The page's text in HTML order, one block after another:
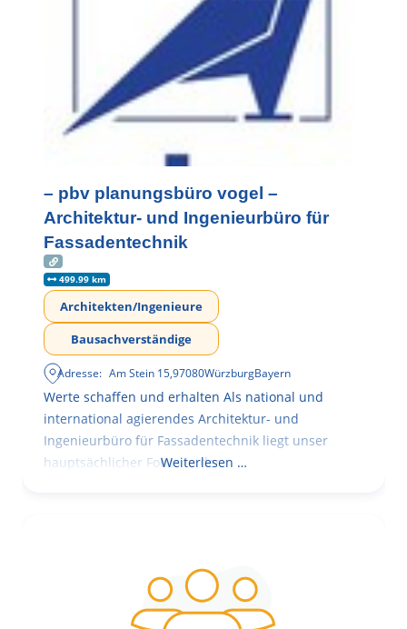
– pbv planungsbüro vogel –
Architektur- und Ingenieurbüro für
Fassadentechnik
499.99 km
Architekten/Ingenieure
Bausachverständige
Adresse: Am Stein 15,97080WürzburgBayern
Werte schaffen und erhalten Als national und
international agierendes Architektur- und
Ingenieurbüro für Fassadentechnik liegt unser
hauptsächlicher Fokus in der
Weiterlesen …